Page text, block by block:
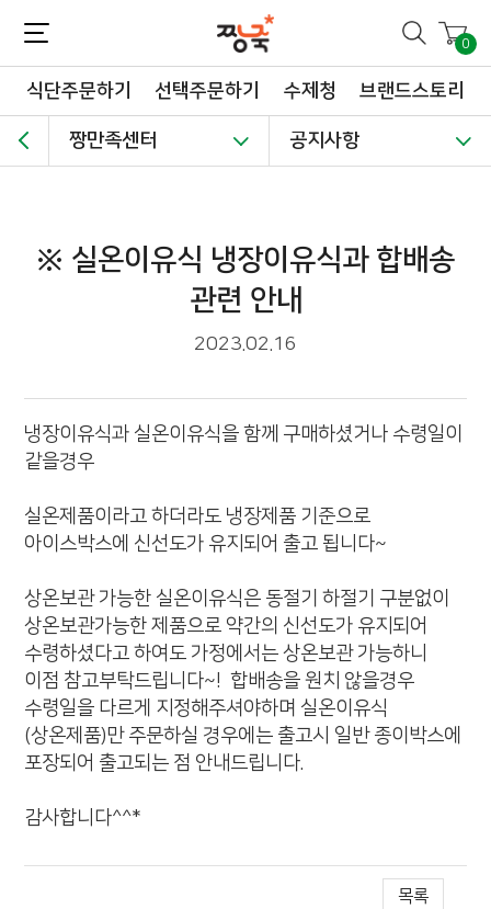
0
식단주문하기 선택주문하기 수제청 브랜드스토리
짱만족센터 공지사항
※ 실온이유식 냉장이유식과 합배송
관련 안내
2023.02.16
냉장이유식과 실온이유식을 함께 구매하셨거나 수령일이
같을경우
실온제품이라고 하더라도 냉장제품 기준으로
아이스박스에 신선도가 유지되어 출고 됩니다~
상온보관 가능한 실온이유식은 동절기 하절기 구분없이
상온보관가능한 제품으로 약간의 신선도가 유지되어
수령하셨다고 하여도 가정에서는 상온보관 가능하니
이점 참고부탁드립니다~! 합배송을 원치 않을경우
수령일을 다르게 지정해주셔야하며 실온이유식
(상온제품)만 주문하실 경우에는 출고시 일반 종이박스에
포장되어 출고되는 점 안내드립니다.
감사합니다^^*
목록